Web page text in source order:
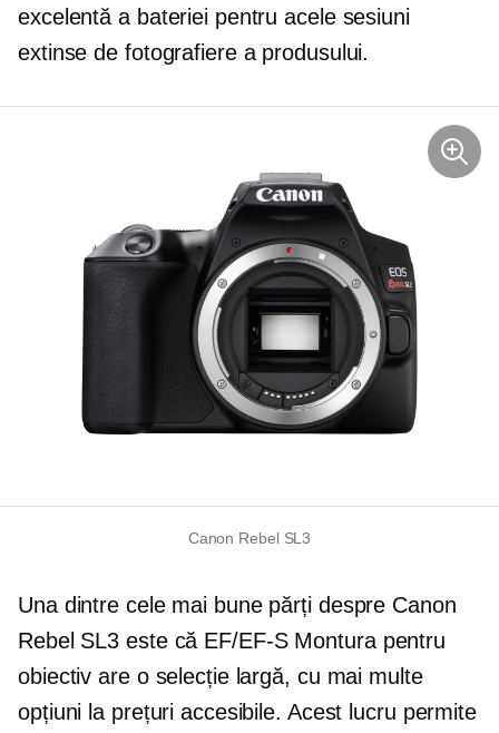
excelentă a bateriei pentru acele sesiuni
extinse de fotografiere a produsului.
Canon Rebel SL3
Una dintre cele mai bune părți despre Canon
Rebel SL3 este că EF/EF-SMontura pentru
obiectiv are o selecție largă, cu mai multe
opțiuni la prețuri accesibile. Acest lucru permite